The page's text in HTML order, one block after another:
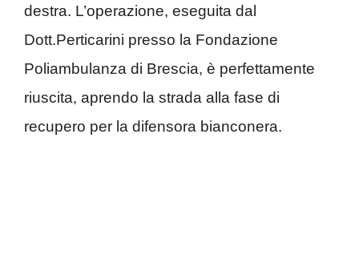
destra. L’operazione, eseguita dal
Dott.Perticarini presso la Fondazione
Poliambulanza di Brescia, è perfettamente
riuscita, aprendo la strada alla fase di
recupero per la difensora bianconera.